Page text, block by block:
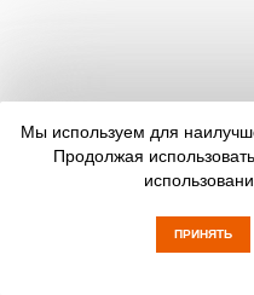
Мы используем для
Продолжая
ПРИНЯТЬ